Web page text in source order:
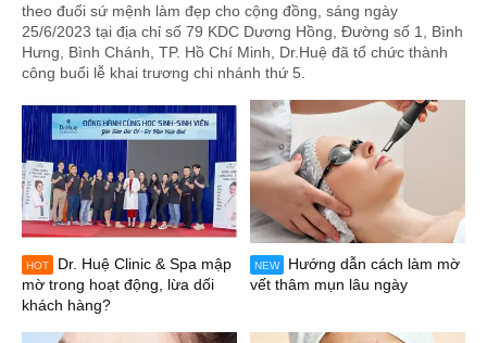
theo đuổi sứ mệnh làm đẹp cho cộng đồng, sáng ngày
25/6/2023 tại địa chỉ số 79 KDC Dương Hồng, Đường số 1, Bình
Hưng, Bình Chánh, TP. Hồ Chí Minh, Dr.Huệ đã tổ chức thành
công buổi lễ khai trương chi nhánh thứ 5.
HOT
Dr. Huệ Clinic & Spa mập
mờ trong hoạt động, lừa dối
khách hàng?
NEW
Hướng dẫn cách làm mờ
vết thâm mụn lâu ngày